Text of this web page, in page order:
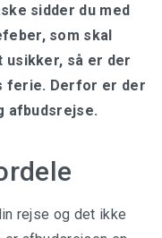
sidder du med
som skal
usikker, så er der
ferie. Derfor er der
afbudsrejse.
rejse og det ikke